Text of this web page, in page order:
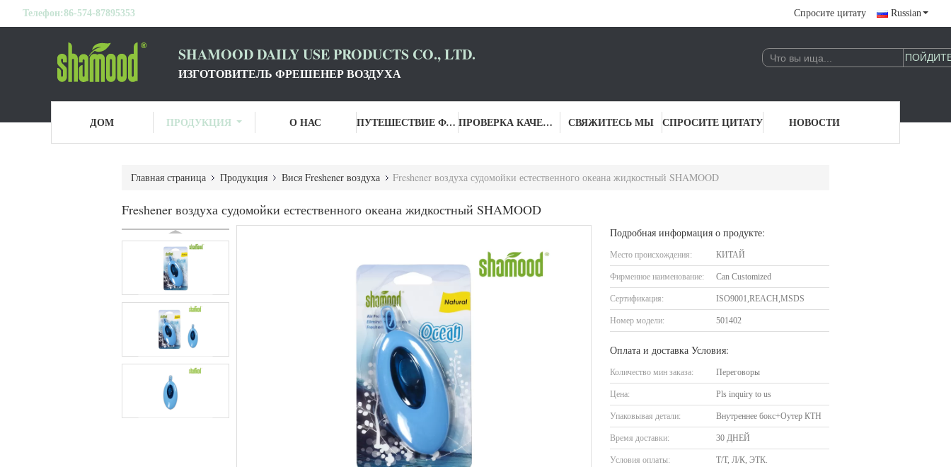
Телефон:86-574-87895353 Спросите цитату Russian
SHAMOOD DAILY USE PRODUCTS CO., LTD.
ИЗГОТОВИТЕЛЬ ФРЕШЕНЕР ВОЗДУХА
ДОМ ПРОДУКЦИЯ О НАС ПУТЕШЕСТВИЕ ФАБРИКИ ПРОВЕРКА КАЧЕСТВА СВЯЖИТЕСЬ МЫ СПРОСИТЕ ЦИТАТУ НОВОСТИ
Главная страница Продукция Вися Freshener воздуха Freshener воздуха судомойки естественного океана жидкостный SHAMOOD
Freshener воздуха судомойки естественного океана жидкостный SHAMOOD
Подробная информация о продукте:
Место происхождения: КИТАЙ
Фирменное наименование: Can Customized
Сертификация: ISO9001,REACH,MSDS
Номер модели: 501402
Оплата и доставка Условия:
Количество мин заказа: Переговоры
Цена: Pls inquiry to us
Упаковывая детали: Внутреннее бокс+Оутер КТН
Время доставки: 30 ДНЕЙ
Условия оплаты: Т/Т, Л/К, ЭТК.